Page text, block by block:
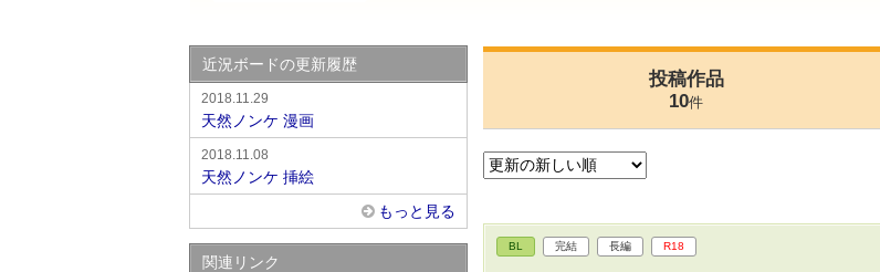
投稿作品
10件
BL 完結 長編 R18
近況ボードの更新履歴
2018.11.29
天然ノンケ 漫画
2018.11.08
天然ノンケ 挿絵
もっと見る
関連リンク